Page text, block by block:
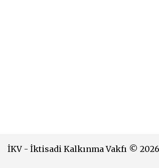
İKV - İktisadi Kalkınma Vakfı © 2026